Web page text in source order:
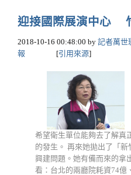
迎接國際展演中心
2018-10-16 00:48:00 by 記者萬世
報
[引用來源]
希望衛生單位能夠去了解真
的發生。 再來她拋出了「
興建問題。她有備而來的拿
看：台北的兩廳院耗資74億